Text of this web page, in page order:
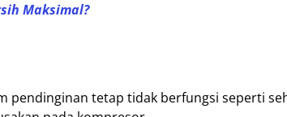
Maksimal?
pendinginan tetap tidak berfungsi seperti